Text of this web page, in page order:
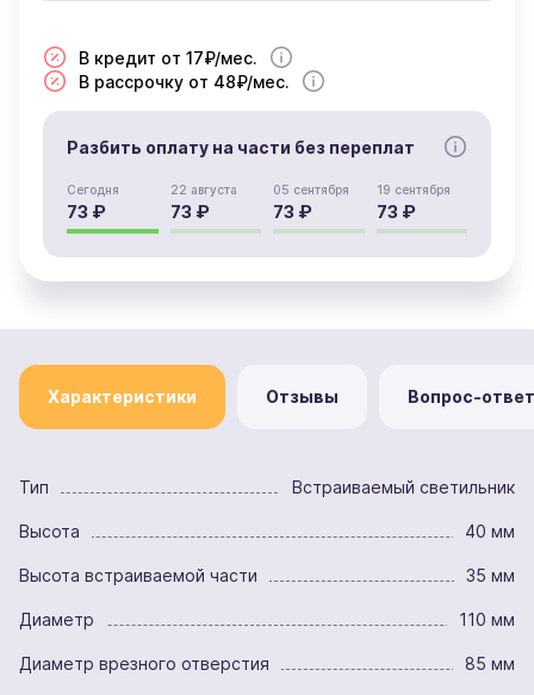
В кредит от 17₽/мес.
В рассрочку от 48₽/мес.
Разбить оплату на части без переплат
Сегодня
73 ₽
22 августа
73 ₽
05 сентября
73 ₽
19 сентября
73 ₽
Характеристики Отзывы Вопрос-ответ
Тип Встраиваемый светильник
Высота 40 мм
Высота встраиваемой части 35 мм
Диаметр 110 мм
Диаметр врезного отверстия 85 мм